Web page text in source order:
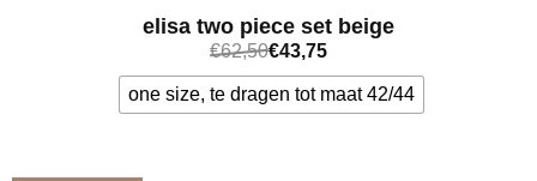
elisa two piece set beige
€62,50€43,75
one size, te dragen tot maat 42/44